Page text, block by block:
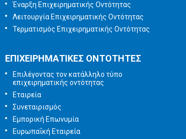
Έναρξη Επιχειρηματικής Οντότητας
Λειτουργία Επιχειρηματικής Οντότητας
Τερματισμός Επιχειρηματικής Οντότητας
ΕΠΙΧΕΙΡΗΜΑΤΙΚΕΣ ΟΝΤΟΤΗΤΕΣ
Επιλέγοντας τον κατάλληλο τύπο
επιχειρηματικής οντότητας
Εταιρεία
Συνεταιρισμός
Εμπορική Επωνυμία
Ευρωπαΐκή Εταιρεία